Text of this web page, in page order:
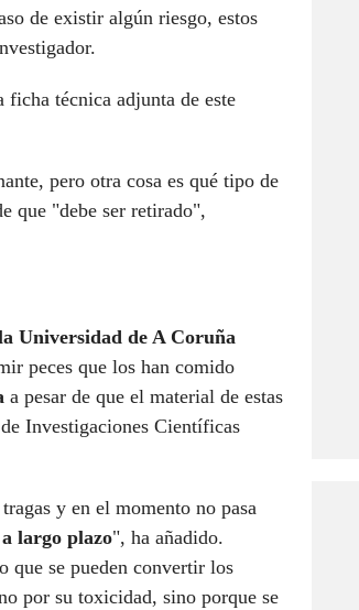
de existir algún riesgo, estos
técnica adjunta de este
pero otra cosa es qué tipo de
que "debe ser retirado",
Universidad de A Coruña
peces que los han comido
a pesar de que el material de estas
Investigaciones Científicas
y en el momento no pasa
largo plazo", ha añadido.
se pueden convertir los
por su toxicidad, sino porque se